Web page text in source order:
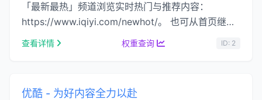
「最新最热」频道浏览实时热门与推荐内容：
https://www.iqiyi.com/newhot/。 也可从首页继续
进入电视剧、电影、综艺、短剧等频道页按分类 …...
查看详情 权重查询 ID: 2
优酷 - 为好内容全力以赴